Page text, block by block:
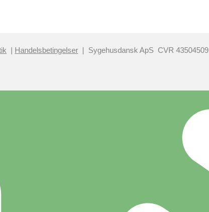
| Handelsbetingelser | Sygehusdansk ApS CVR 43504509